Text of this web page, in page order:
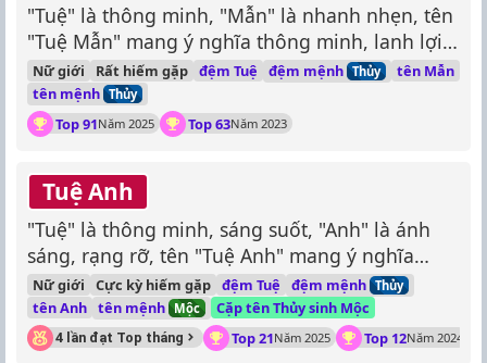
"Tuệ" là thông minh, "Mẫn" là nhanh nhẹn, tên
"Tuệ Mẫn" mang ý nghĩa thông minh, lanh lợi,
nhanh nhẹn.
Nữ giới Rất hiếm gặp đệm Tuệ đệm mệnh Thủy
tên Mẫn
tên mệnh Thủy
Top 91Năm 2025 Top 63Năm 2023
Tuệ Anh
"Tuệ" là thông minh, sáng suốt, "Anh" là ánh
sáng, rạng rỡ, tên "Tuệ Anh" mang ý nghĩa
thông minh, sáng suốt, rạng rỡ.
Nữ giới Cực kỳ hiếm gặp đệm Tuệ đệm mệnh Thủy
tên Anh tên mệnh Mộc Cặp tên Thủy sinh Mộc
4 lần đạt Top tháng Top 21Năm 2025 Top 12Năm 2024